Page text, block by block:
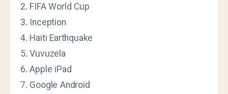
2. FIFA World Cup
3. Inception
4. Haiti Earthquake
5. Vuvuzela
6. Apple iPad
7. Google Android